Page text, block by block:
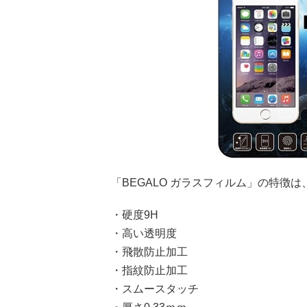
「BEGALO ガラスフィルム」の特徴は
・硬度9H
・高い透明度
・飛散防止加工
・指紋防止加工
・スムースタッチ